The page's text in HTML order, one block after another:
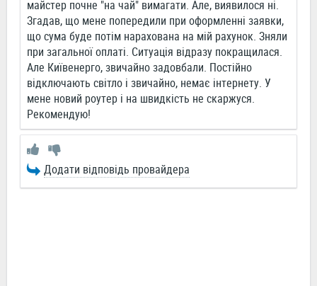
майстер почне "на чай" вимагати. Але, виявилося ні.
Згадав, що мене попередили при оформленні заявки,
що сума буде потім нарахована на мій рахунок. Зняли
при загальної оплаті. Ситуація відразу покращилася.
Але Київенерго, звичайно задовбали. Постійно
відключають світло і звичайно, немає інтернету. У
мене новий роутер і на швидкість не скаржуся.
Рекомендую!
Додати відповідь провайдера